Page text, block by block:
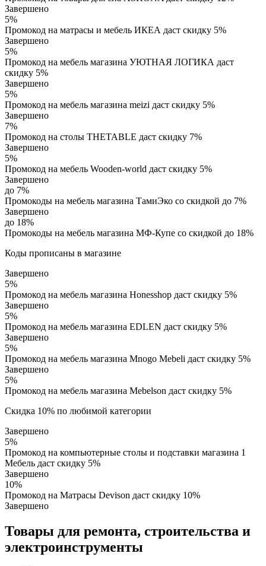
Завершено
5%
Промокод на матрасы и мебель ИКЕА даст скидку 5%
Завершено
5%
Промокод на мебель магазина УЮТНАЯ ЛОГИКА даст
скидку 5%
Завершено
5%
Промокод на мебель магазина meizi даст скидку 5%
Завершено
7%
Промокод на столы THETABLE даст скидку 7%
Завершено
5%
Промокод на мебель Wooden-world даст скидку 5%
Завершено
до 7%
Промокоды на мебель магазина ТамиЭко со скидкой до 7%
Завершено
до 18%
Промокоды на мебель магазина МФ-Купе со скидкой до 18%
Коды прописаны в магазине
Завершено
5%
Промокод на мебель магазина Honesshop даст скидку 5%
Завершено
5%
Промокод на мебель магазина EDLEN даст скидку 5%
Завершено
5%
Промокод на мебель магазина Mnogo Mebeli даст скидку 5%
Завершено
5%
Промокод на мебель магазина Mebelson даст скидку 5%
Скидка 10% по любимой категории
Завершено
5%
Промокод на компьютерные столы и подставки магазина 1
Мебель даст скидку 5%
Завершено
10%
Промокод на Матрасы Devison даст скидку 10%
Завершено
Товары для ремонта, строительства и
электроинструменты